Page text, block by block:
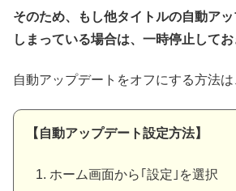
そのため、もし他タイトルの自動ア
しまっている場合は、一時停止してお
自動アップデートをオフにする方法は
【自動アップデート設定方法】
ホーム画面から｢設定｣を選択